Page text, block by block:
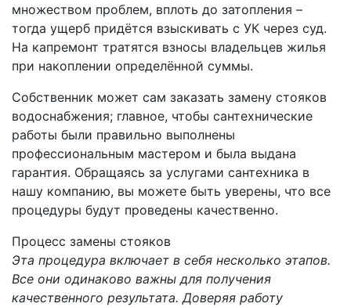
множеством проблем, вплоть до затопления –
тогда ущерб придётся взыскивать с УК через суд.
На капремонт тратятся взносы владельцев жилья
при накоплении определённой суммы.
Собственник может сам заказать замену стояков
водоснабжения; главное, чтобы сантехнические
работы были правильно выполнены
профессиональным мастером и была выдана
гарантия. Обращаясь за услугами сантехника в
нашу компанию, вы можете быть уверены, что все
процедуры будут проведены качественно.
Процесс замены стояков
Эта процедура включает в себя несколько этапов.
Все они одинаково важны для получения
качественного результата. Доверяя работу